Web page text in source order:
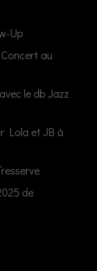
Up
au
le db Jazz
Lola et JB à
de